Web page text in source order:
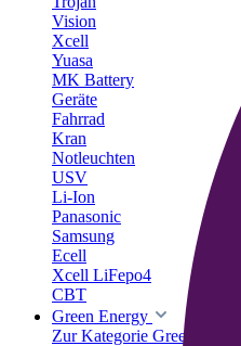
Vision
Xcell
Yuasa
MK Battery
Geräte
Fahrrad
Kran
Notleuchten
USV
Li-Ion
Panasonic
Samsung
Ecell
Xcell LiFepo4
CBT
Green Energy
Zur Kategorie Green Energy